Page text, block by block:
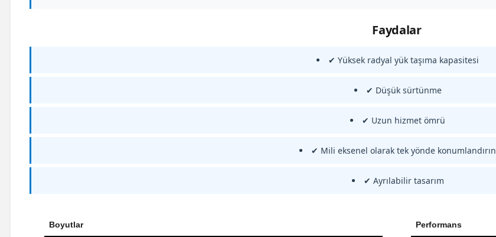
Faydalar
✔ Yüksek radyal yük taşıma kapasitesi
✔ Düşük sürtünme
✔ Uzun hizmet ömrü
✔ Mili eksenel olarak tek yönde konumlandırın
✔ Ayrılabilir tasarım
Boyutlar Performans